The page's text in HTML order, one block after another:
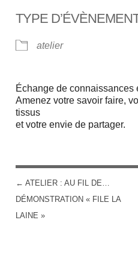
TYPE
atelier
Échange de connaissances
Amenez votre savoir faire,
tissus
et votre envie de partager.
POST
← ATELIER : AU FIL DE…
DÉMONSTRATION « FILE LA
LAINE »